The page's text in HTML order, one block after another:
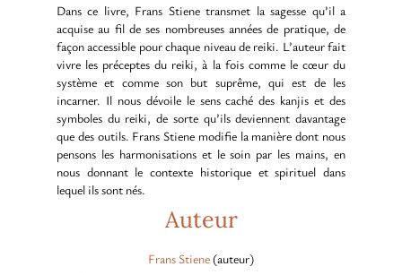
Dans ce livre, Frans Stiene transmet la sagesse qu’il a
acquise au fil de ses nombreuses années de pratique, de
façon accessible pour chaque niveau de reiki. L’auteur fait
vivre les préceptes du reiki, à la fois comme le cœur du
système et comme son but suprême, qui est de les
incarner. Il nous dévoile le sens caché des kanjis et des
symboles du reiki, de sorte qu’ils deviennent davantage
que des outils. Frans Stiene modifie la manière dont nous
pensons les harmonisations et le soin par les mains, en
nous donnant le contexte historique et spirituel dans
lequel ils sont nés.
Auteur
Frans Stiene(auteur)